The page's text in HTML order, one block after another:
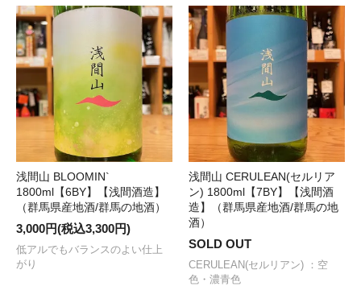
浅間山 BLOOMIN`
1800ml【6BY】【浅間酒造】
（群馬県産地酒/群馬の地酒）
3,000円(税込3,300円)
低アルでもバランスのよい仕上
がり
浅間山 CERULEAN(セルリア
ン) 1800ml【7BY】【浅間酒
造】（群馬県産地酒/群馬の地
酒）
SOLD OUT
CERULEAN(セルリアン) ：空
色・濃青色